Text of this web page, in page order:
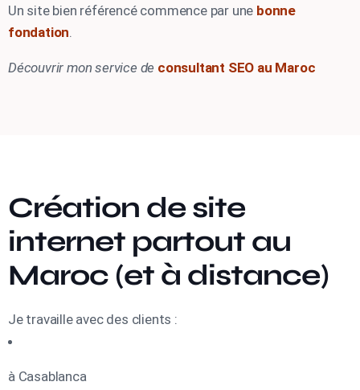
Un site bien référencé commence par une bonne
fondation.
Découvrir mon service de consultant SEO au Maroc
Création de site
internet partout au
Maroc (et à distance)
Je travaille avec des clients :
à Casablanca